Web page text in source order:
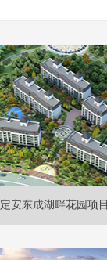
定安东成湖畔花园项目